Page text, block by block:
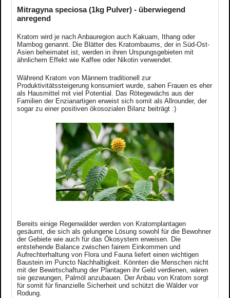
Mitragyna speciosa (1kg Pulver) - überwiegend
anregend
Kratom wird je nach Anbauregion auch Kakuam, Ithang oder
Mambog genannt. Die Blätter des Kratombaums, der in Süd-Ost-
Asien beheimatet ist, werden in ihren Urspungsgebieten mit
ähnlichem Effekt wie Kaffee oder Nikotin verwendet.
Während Kratom von Männern traditionell zur
Produktivitätssteigerung konsumiert wurde, sahen Frauen es eher
als Hausmittel mit viel Potential. Das Rötegewächs aus der
Familien der Enzianartigen erweist sich somit als Allrounder, der
sogar zu einer positiven ökosozialen Bilanz beiträgt :)
Bereits einige Regenwälder werden von Kratomplantagen
gesäumt, die sich als gelungene Lösung sowohl für die Bewohner
der Gebiete wie auch für das Ökosystem erweisen. Die
entstehende Balance zwischen fairem Einkommen und
Aufrechterhaltung von Flora und Fauna liefert einen wichtigen
Baustein im Puncto Nachhaltigkeit. Könnten die Menschen nicht
mit der Bewirtschaftung der Plantagen ihr Geld verdienen, wären
sie gezwungen, Palmöl anzubauen. Der Anbau von Kratom sorgt
für somit für finanzielle Sicherheit und schützt die Wälder vor
Rodung.